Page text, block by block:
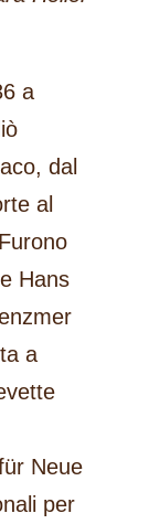
a
dal
al
Hans
a
Neue
per